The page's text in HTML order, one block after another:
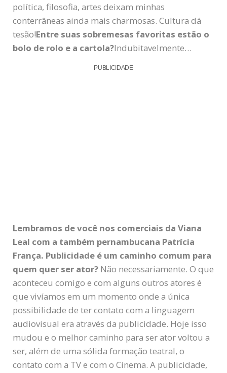
política, filosofia, artes deixam minhas
conterrâneas ainda mais charmosas. Cultura dá
tesão!Entre suas sobremesas favoritas estão o
bolo de rolo e a cartola?Indubitavelmente…
PUBLICIDADE
Lembramos de você nos comerciais da Viana
Leal com a também pernambucana Patrícia
França. Publicidade é um caminho comum para
quem quer ser ator? Não necessariamente. O que
aconteceu comigo e com alguns outros atores é
que vivíamos em um momento onde a única
possibilidade de ter contato com a linguagem
audiovisual era através da publicidade. Hoje isso
mudou e o melhor caminho para ser ator voltou a
ser, além de uma sólida formação teatral, o
contato com a TV e com o Cinema. A publicidade,